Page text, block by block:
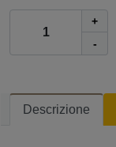
+
-
Descrizione